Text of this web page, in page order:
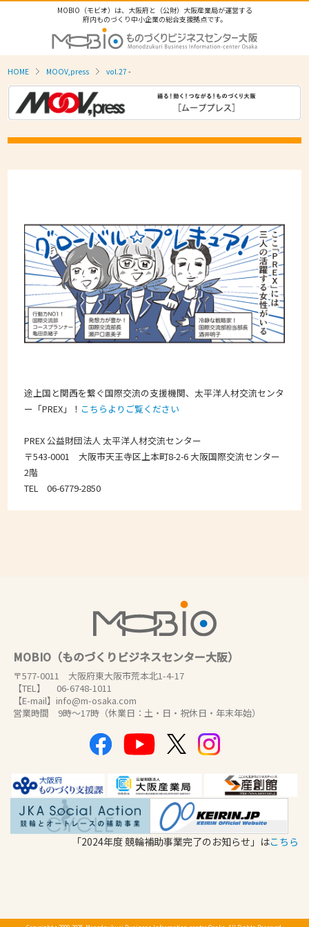
MOBIO（モビオ）は、大阪府と（公財）大阪産業局が運営する
府内ものづくり中小企業の総合支援拠点です。
HOME MOOV,press vol.27 -
途上国と関西を繋ぐ国際交流の支援機関、太平洋人材交流センタ
ー「PREX」！ こちらよりご覧ください
PREX 公益財団法人 太平洋人材交流センター
〒543-0001 大阪市天王寺区上本町8-2-6 大阪国際交流センター
2階
TEL 06-6779-2850
MOBIO（ものづくりビジネスセンター大阪）
〒577-0011 大阪府東大阪市荒本北1-4-17
【TEL】 06-6748-1011
【E-mail】info@m-osaka.com
営業時間 9時～17時（休業日：土・日・祝休日・年末年始）
「2024年度 競輪補助事業完了のお知らせ」はこちら